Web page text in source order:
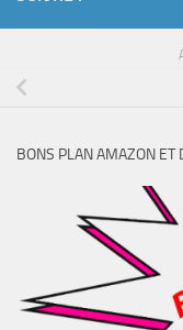
BONS PLAN AMAZON ET